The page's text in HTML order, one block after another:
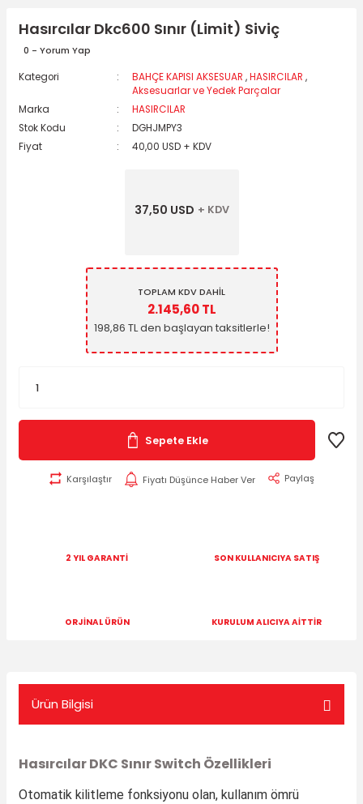
Hasırcılar Dkc600 Sınır (Limit) Siviç
0 - Yorum Yap
Kategori BAHÇE KAPISI AKSESUAR ,HASIRCILAR ,
Aksesuarlar ve Yedek Parçalar
Marka
HASIRCILAR
Stok Kodu
DGHJMPY3
Fiyat
40,00 USD + KDV
37,50 USD + KDV
TOPLAM KDV DAHİL
2.145,60 TL
198,86 TL den başlayan taksitlerle!
Sepete Ekle
Karşılaştır Fiyatı Düşünce Haber Ver Paylaş
2 YIL GARANTİ SON KULLANICIYA SATIŞ
ORJİNAL ÜRÜN KURULUM ALICIYA AİTTİR
Ürün Bilgisi
Hasırcılar DKC Sınır Switch Özellikleri
Otomatik kilitleme fonksiyonu olan, kullanım ömrü